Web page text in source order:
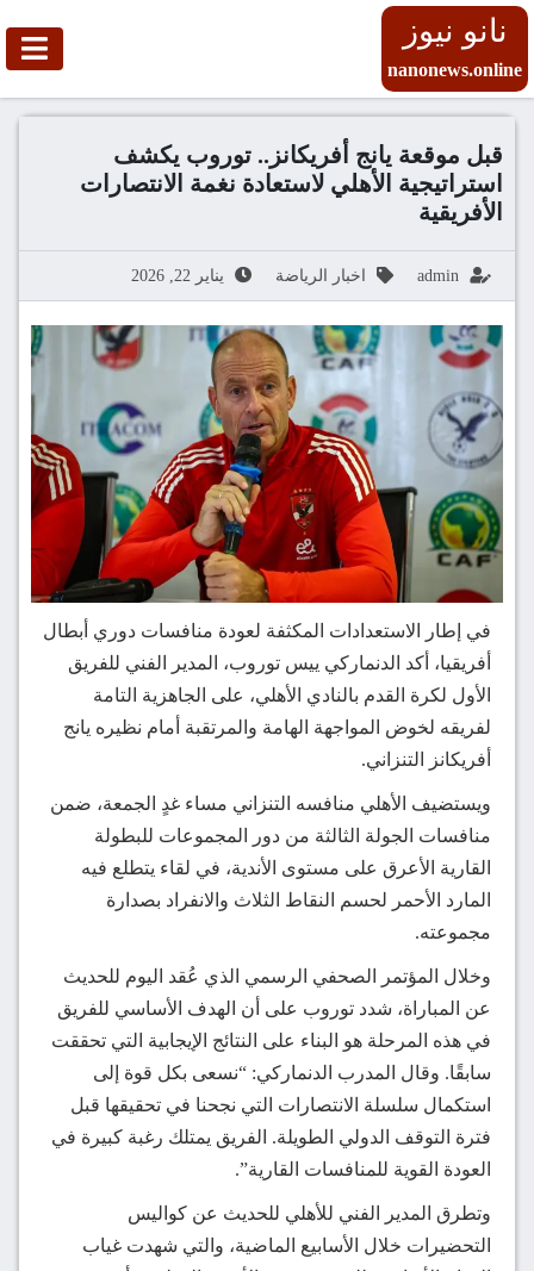
نانو نيوز
nanonews.online
قبل موقعة يانج أفريكانز.. توروب يكشف
استراتيجية الأهلي لاستعادة نغمة الانتصارات
الأفريقية
admin اخبار الرياضة يناير 22, 2026
في إطار الاستعدادات المكثفة لعودة منافسات دوري أبطال
أفريقيا، أكد الدنماركي ييس توروب، المدير الفني للفريق
الأول لكرة القدم بالنادي الأهلي، على الجاهزية التامة
لفريقه لخوض المواجهة الهامة والمرتقبة أمام نظيره يانج
أفريكانز التنزاني.
ويستضيف الأهلي منافسه التنزاني مساء غدٍ الجمعة، ضمن
منافسات الجولة الثالثة من دور المجموعات للبطولة
القارية الأعرق على مستوى الأندية، في لقاء يتطلع فيه
المارد الأحمر لحسم النقاط الثلاث والانفراد بصدارة
مجموعته.
وخلال المؤتمر الصحفي الرسمي الذي عُقد اليوم للحديث
عن المباراة، شدد توروب على أن الهدف الأساسي للفريق
في هذه المرحلة هو البناء على النتائج الإيجابية التي تحققت
سابقًا. وقال المدرب الدنماركي: “نسعى بكل قوة إلى
استكمال سلسلة الانتصارات التي نجحنا في تحقيقها قبل
فترة التوقف الدولي الطويلة. الفريق يمتلك رغبة كبيرة في
العودة القوية للمنافسات القارية”.
وتطرق المدير الفني للأهلي للحديث عن كواليس
التحضيرات خلال الأسابيع الماضية، والتي شهدت غياب